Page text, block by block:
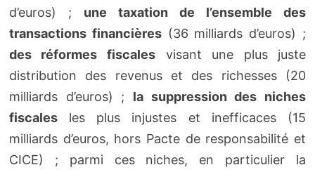
d’euros) ; une taxation de l’ensemble des
transactions financières(36 milliards d’euros) ;
des réformes fiscalesvisant une plus juste
distribution des revenus et des richesses (20
milliards d’euros) ; la suppression des niches
fiscalesles plus injustes et inefficaces (15
milliards d’euros, hors Pacte de responsabilité et
CICE) ; parmi ces niches, en particulier la